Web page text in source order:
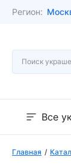
Регион:
Все
Главная